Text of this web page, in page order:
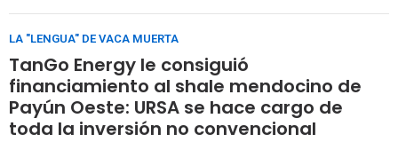
LA "LENGUA" DE VACA MUERTA
TanGo Energy le consiguió
financiamiento al shale mendocino de
Payún Oeste: URSA se hace cargo de
toda la inversión no convencional